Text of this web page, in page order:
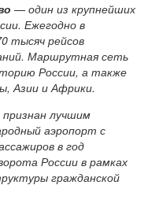
— один из крупнейших
Ежегодно в
тысяч рейсов
Маршрутная сеть
России, а также
Азии и Африки.
лучшим
аэропорт с
в год
России в рамках
гражданской